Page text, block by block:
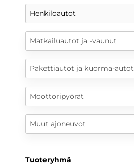
Henkilöautot
Matkailuautot ja -vaunut
Pakettiautot ja kuorma-autot
Moottoripyörät
Muut ajoneuvot
Tuoteryhmä